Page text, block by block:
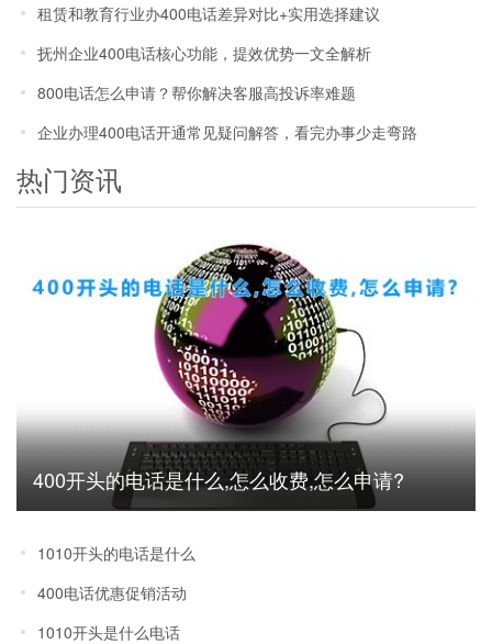
租赁和教育行业办400电话差异对比+实用选择建议
抚州企业400电话核心功能，提效优势一文全解析
800电话怎么申请？帮你解决客服高投诉率难题
企业办理400电话开通常见疑问解答，看完办事少走弯路
热门资讯
400开头的电话是什么,怎么收费,怎么申请?
1010开头的电话是什么
400电话优惠促销活动
1010开头是什么电话